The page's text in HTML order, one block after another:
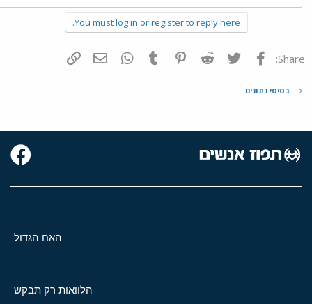
You must log in or register to reply here.
Share: פייסבוק Twitter
Reddit
Pinterest
Tumblr
WhatsAppדואר אלקטרוני
בסיסי נתונים
האח הגדול
הלוואות רק תבקש